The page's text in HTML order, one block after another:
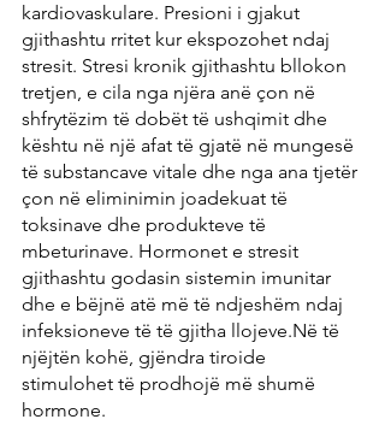
kardiovaskulare. Presioni i gjakut
gjithashtu rritet kur ekspozohet ndaj
stresit. Stresi kronik gjithashtu bllokon
tretjen, e cila nga njëra anë çon në
shfrytëzim të dobët të ushqimit dhe
kështu në një afat të gjatë në mungesë
të substancave vitale dhe nga ana tjetër
çon në eliminimin joadekuat të
toksinave dhe produkteve të
mbeturinave. Hormonet e stresit
gjithashtu godasin sistemin imunitar
dhe e bëjnë atë më të ndjeshëm ndaj
infeksioneve të të gjitha llojeve.Në të
njëjtën kohë, gjëndra tiroide
stimulohet të prodhojë më shumë
hormone.